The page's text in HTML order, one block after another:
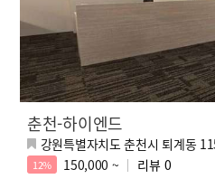
춘천-하이엔드
강원특별자치도 춘천시 퇴계동
12% 150,000 ~ 리뷰 0